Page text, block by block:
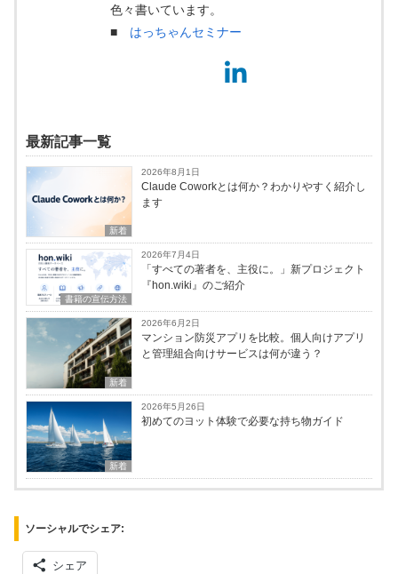
色々書いています。
■ はっちゃんセミナー
最新記事一覧
新着
2026年8月1日
Claude Coworkとは何か？わかりやすく紹介し
ます
書籍の宣伝方法
2026年7月4日
「すべての著者を、主役に。」新プロジェクト
『hon.wiki』のご紹介
新着
2026年6月2日
マンション防災アプリを比較。個人向けアプリ
と管理組合向けサービスは何が違う？
新着
2026年5月26日
初めてのヨット体験で必要な持ち物ガイド
ソーシャルでシェア:
シェア